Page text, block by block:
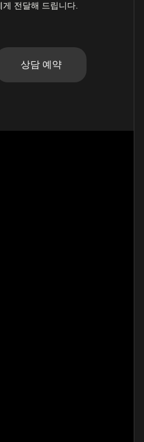
전달해 드립니다.
상담 예약